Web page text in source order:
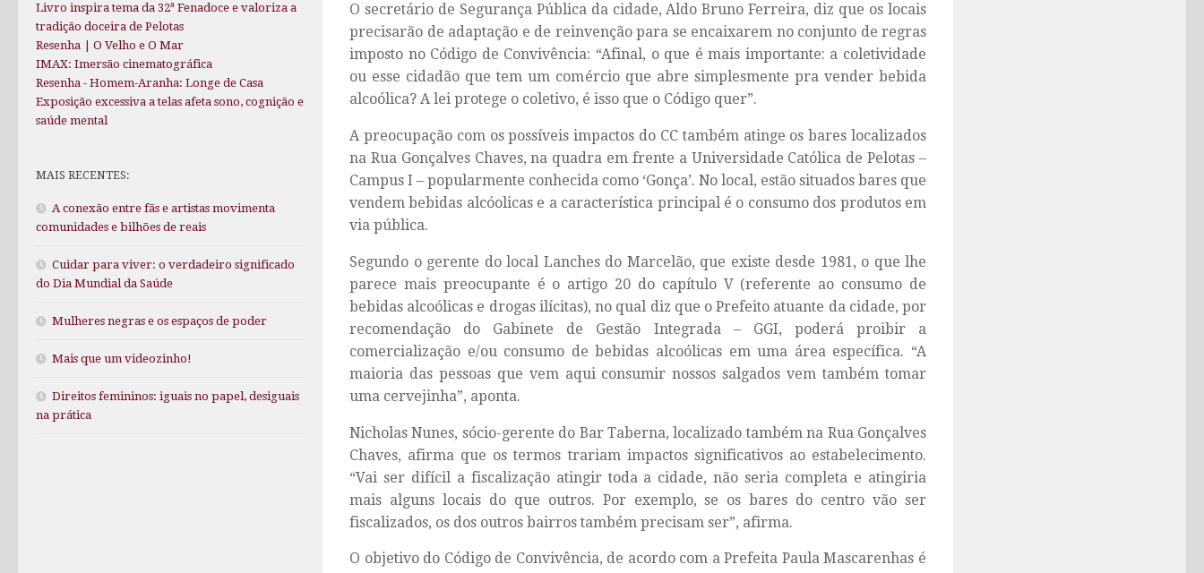
O secretário de Segurança Pública da cidade, Aldo Bruno Ferreira, diz que os locais
precisarão de adaptação e de reinvenção para se encaixarem no conjunto de regras
imposto no Código de Convivência: “Afinal, o que é mais importante: a coletividade
ou esse cidadão que tem um comércio que abre simplesmente pra vender bebida
alcoólica? A lei protege o coletivo, é isso que o Código quer”.
A preocupação com os possíveis impactos do CC também atinge os bares localizados
na Rua Gonçalves Chaves, na quadra em frente a Universidade Católica de Pelotas –
Campus I – popularmente conhecida como ‘Gonça’. No local, estão situados bares que
vendem bebidas alcóolicas e a característica principal é o consumo dos produtos em
via pública.
Segundo o gerente do local Lanches do Marcelão, que existe desde 1981, o que lhe
parece mais preocupante é o artigo 20 do capítulo V (referente ao consumo de
bebidas alcoólicas e drogas ilícitas), no qual diz que o Prefeito atuante da cidade, por
recomendação do Gabinete de Gestão Integrada – GGI, poderá proibir a
comercialização e/ou consumo de bebidas alcoólicas em uma área específica. “A
maioria das pessoas que vem aqui consumir nossos salgados vem também tomar
uma cervejinha”, aponta.
Nicholas Nunes, sócio-gerente do Bar Taberna, localizado também na Rua Gonçalves
Chaves, afirma que os termos trariam impactos significativos ao estabelecimento.
“Vai ser difícil a fiscalização atingir toda a cidade, não seria completa e atingiria
mais alguns locais do que outros. Por exemplo, se os bares do centro vão ser
fiscalizados, os dos outros bairros também precisam ser”, afirma.
O objetivo do Código de Convivência, de acordo com a Prefeita Paula Mascarenhas é
Livro inspira tema da 32ª Fenadoce e valoriza a
tradição doceira de Pelotas
Resenha | O Velho e O Mar
IMAX: Imersão cinematográfica
Resenha - Homem-Aranha: Longe de Casa
Exposição excessiva a telas afeta sono, cognição e
saúde mental
MAIS RECENTES:
A conexão entre fãs e artistas movimenta
comunidades e bilhões de reais
Cuidar para viver: o verdadeiro significado
do Dia Mundial da Saúde
Mulheres negras e os espaços de poder
Mais que um videozinho!
Direitos femininos: iguais no papel, desiguais
na prática